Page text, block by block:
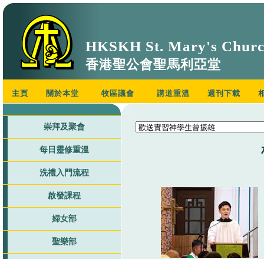
HKSKH St. Mary's
香港聖公會聖馬利亞堂
主頁 關於本堂 牧區議會 講道重溫 週刊下載
崇拜及聚會
每日靈修重溫
洗禮入門流程
啟發課程
婦女部
聖樂部